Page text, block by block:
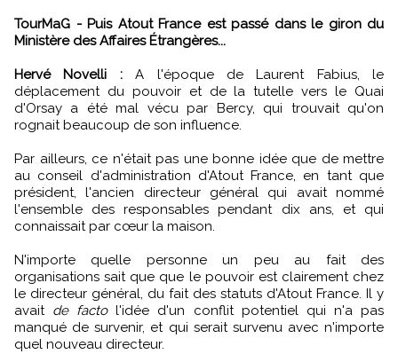
TourMaG - Puis Atout France est passé dans le giron du
Ministère des Affaires Étrangères...
Hervé Novelli :A l'époque de Laurent Fabius, le
déplacement du pouvoir et de la tutelle vers le Quai
d'Orsay a été mal vécu par Bercy, qui trouvait qu'on
rognait beaucoup de son influence.
Par ailleurs, ce n'était pas une bonne idée que de mettre
au conseil d'administration d'Atout France, en tant que
président, l'ancien directeur général qui avait nommé
l'ensemble des responsables pendant dix ans, et qui
connaissait par cœur la maison.
N'importe quelle personne un peu au fait des
organisations sait que que le pouvoir est clairement chez
le directeur général, du fait des statuts d'Atout France. Il y
avait de factol'idée d'un conflit potentiel qui n'a pas
manqué de survenir, et qui serait survenu avec n'importe
quel nouveau directeur.